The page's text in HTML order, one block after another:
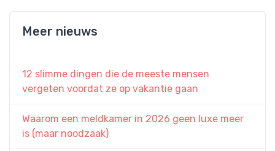
Meer nieuws
12 slimme dingen die de meeste mensen
vergeten voordat ze op vakantie gaan
Waarom een meldkamer in 2026 geen luxe meer
is (maar noodzaak)